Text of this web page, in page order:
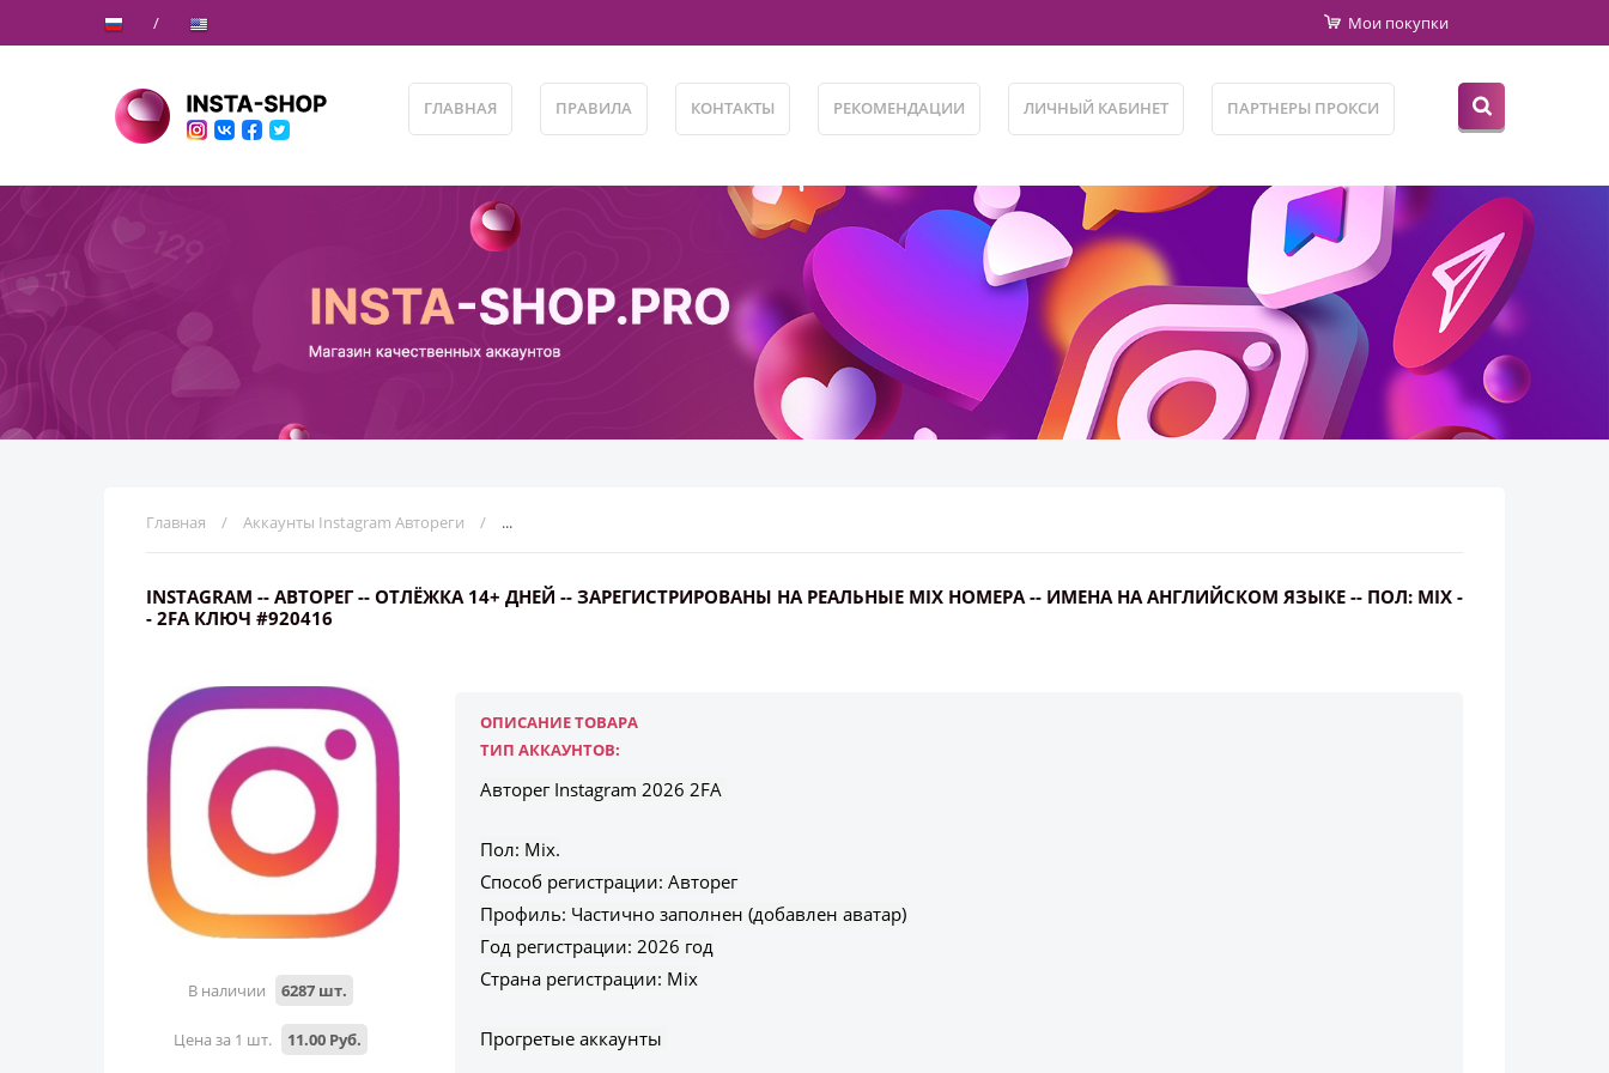
Мои покупки
ГЛАВНАЯ ПРАВИЛА КОНТАКТЫ РЕКОМЕНДАЦИИ ЛИЧНЫЙ КАБИНЕТ ПАРТНЕРЫ ПРОКСИ
Главная Аккаунты Instagram Автореги INSTAGRAM -- АВТОРЕГ -- ОТЛЁЖКА 14+ ДНЕЙ -- ЗАРЕГИСТРИРОВАНЫ НА РЕАЛЬНЫЕ MIX НОМЕРА -- ИМЕНА НА АНГЛИЙСКОМ ЯЗЫКЕ -- ПОЛ: MIX --
INSTAGRAM -- АВТОРЕГ -- ОТЛЁЖКА 14+ ДНЕЙ -- ЗАРЕГИСТРИРОВАНЫ НА РЕАЛЬНЫЕ MIX НОМЕРА -- ИМЕНА НА АНГЛИЙСКОМ ЯЗЫКЕ -- ПОЛ: MIX -
- 2FA КЛЮЧ #920416
В наличии 6287 шт.
Цена за 1 шт. 11.00 Руб.
ОПИСАНИЕ ТОВАРА
ТИП АККАУНТОВ:
Авторег Instagram 2026 2FA
Пол: Mix.
Способ регистрации: Авторег
Профиль: Частично заполнен (добавлен аватар)
Год регистрации: 2026 год
Страна регистрации: Mix
Прогретые аккаунты
Всего позиций в корзине